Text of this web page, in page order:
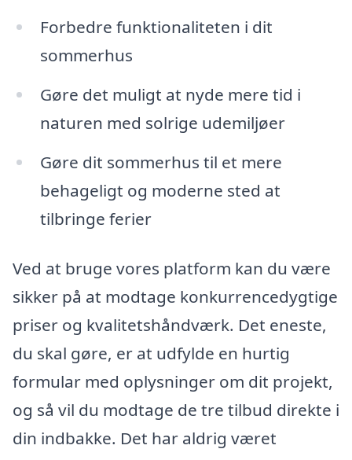
Forbedre funktionaliteten i dit
sommerhus
Gøre det muligt at nyde mere tid i
naturen med solrige udemiljøer
Gøre dit sommerhus til et mere
behageligt og moderne sted at
tilbringe ferier
Ved at bruge vores platform kan du være
sikker på at modtage konkurrencedygtige
priser og kvalitetshåndværk. Det eneste,
du skal gøre, er at udfylde en hurtig
formular med oplysninger om dit projekt,
og så vil du modtage de tre tilbud direkte i
din indbakke. Det har aldrig været